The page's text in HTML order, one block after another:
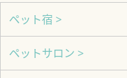
ペット宿 >
ペットサロン >